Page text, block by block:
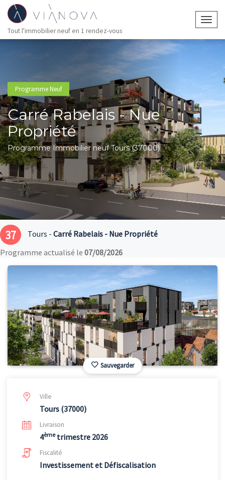
Tout l'immobilier neuf en 1 rendez-vous
Programme Neuf
Carré Rabelais - Nue
Propriété
Programme Immobilier neuf Tours (37000)
37 Tours - Carré Rabelais - Nue Propriété
Programme actualisé le 07/08/2026
Sauvegarder
Ville
Tours (37000)
Livraison
4èmetrimestre 2026
Fiscalité
Investissement et Défiscalisation